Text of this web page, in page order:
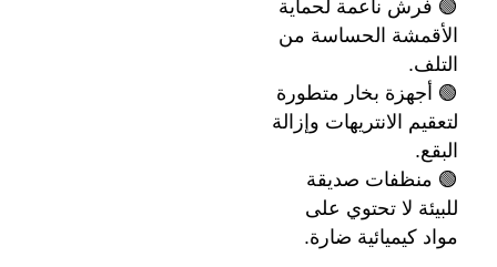
🟢 فرش ناعمة لحماية
الأقمشة الحساسة من
التلف.
🟢 أجهزة بخار متطورة
لتعقيم الانتريهات وإزالة
البقع.
🟢 منظفات صديقة
للبيئة لا تحتوي على
مواد كيميائية ضارة.